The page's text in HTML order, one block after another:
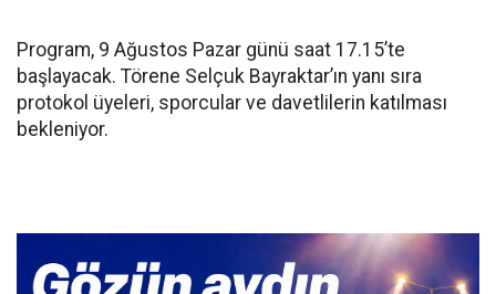
Program, 9 Ağustos Pazar günü saat 17.15’te
başlayacak. Törene Selçuk Bayraktar’ın yanı sıra
protokol üyeleri, sporcular ve davetlilerin katılması
bekleniyor.